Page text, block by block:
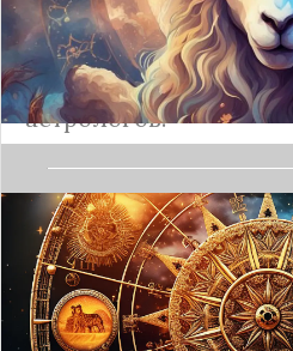
И снова седая
гороскоп на декабрь
Будьте внимательны
астрологов.
Овен (21 марта - 19
вас месяцем роста и
чувствовать себя
поможет вам достигнуть
Однако будьте
себя работой.